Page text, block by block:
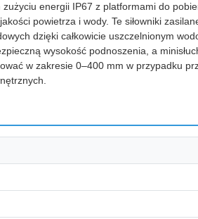
zużyciu energii IP67 z platformami do
powietrza i wody. Te siłowniki
dzięki całkowicie uszczelnionym
wysokość podnoszenia, a
w zakresie 0–400 mm w przypadku